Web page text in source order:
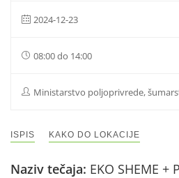
2024-12-23
08:00 do 14:00
Ministarstvo poljoprivrede,
ISPIS KAKO DO LOKACIJE
Naziv tečaja: EKO SHEME +